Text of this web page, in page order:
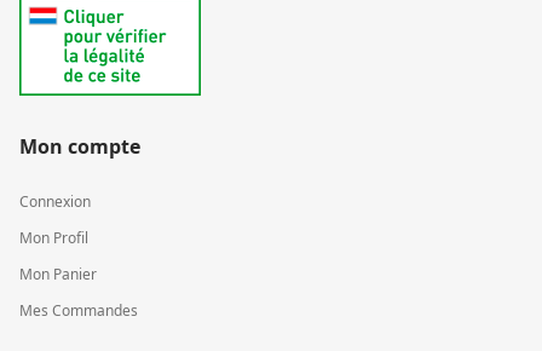
Mon compte
Connexion
Mon Profil
Mon Panier
Mes Commandes